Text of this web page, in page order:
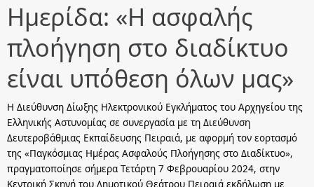
Ημερίδα: «Η ασφαλής
πλοήγηση στο διαδίκτυο
είναι υπόθεση όλων μας»
Η Διεύθυνση Δίωξης Ηλεκτρονικού Εγκλήματος του Αρχηγείου της
Ελληνικής Αστυνομίας σε συνεργασία με τη Διεύθυνση
Δευτεροβάθμιας Εκπαίδευσης Πειραιά, με αφορμή τον εορτασμό
της «Παγκόσμιας Ημέρας Ασφαλούς Πλοήγησης στο Διαδίκτυο»,
πραγματοποίησε σήμερα Τετάρτη 7 Φεβρουαρίου 2024, στην